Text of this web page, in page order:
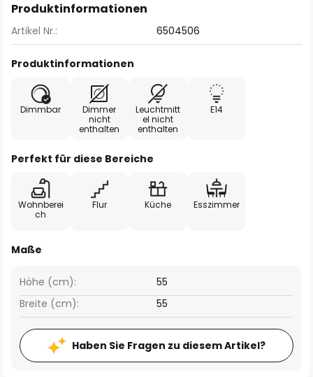
Produktinformationen
Artikel Nr.: 6504506
Produktinformationen
Dimmbar
Dimmer
nicht
enthalten
Leuchtmitt
el nicht
enthalten
E14
Perfekt für diese Bereiche
Wohnberei
ch
Flur Küche Esszimmer
Maße
Breite (cm): 55
Höhe (cm): 55
Haben Sie Fragen zu diesem Artikel?